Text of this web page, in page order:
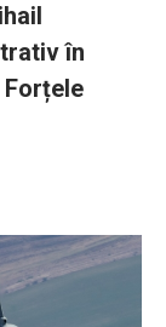
în